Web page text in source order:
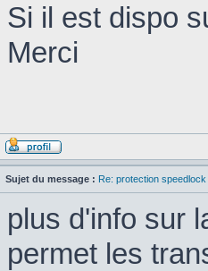
Si il est dispo
Merci
Sujet du message : Re: protection
plus d'info sur
permet les